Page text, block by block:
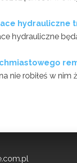
hydrauliczne
hydrauliczne
nie robiłeś w nim